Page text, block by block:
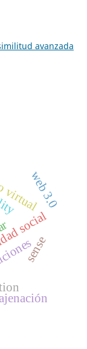
avanzada
social
web 3.0
sense